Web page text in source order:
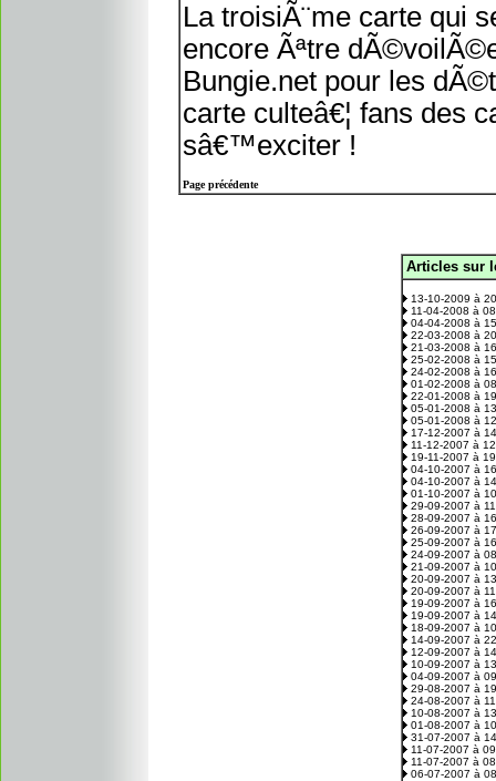
La troisiÃ¨me carte qui
encore Ãªtre
Bungie.net pour les
carte culteâ€¦ fans des
sâ€™exciter !
Page précédente
Articles sur
13-10-2009 à
11-04-2008 à
04-04-2008 à
22-03-2008 à
21-03-2008 à
25-02-2008 à
24-02-2008 à
01-02-2008 à
22-01-2008 à
05-01-2008 à
05-01-2008 à
17-12-2007 à
11-12-2007 à
19-11-2007 à
04-10-2007 à
04-10-2007 à
01-10-2007 à
29-09-2007 à
28-09-2007 à
26-09-2007 à
25-09-2007 à
24-09-2007 à
21-09-2007 à
20-09-2007 à
20-09-2007 à
19-09-2007 à
19-09-2007 à
18-09-2007 à
14-09-2007 à
12-09-2007 à
10-09-2007 à
04-09-2007 à
29-08-2007 à
24-08-2007 à
10-08-2007 à
01-08-2007 à
31-07-2007 à
11-07-2007 à
11-07-2007 à
06-07-2007 à